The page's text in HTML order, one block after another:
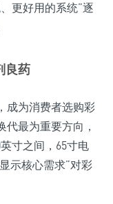
更好用的系统”逐
良药
成为消费者选购彩
最为重要方向，
寸之间，65寸电
示核心需求”对彩